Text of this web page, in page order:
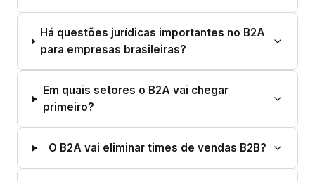
Há questões jurídicas importantes no B2A
para empresas brasileiras?
Em quais setores o B2A vai chegar
primeiro?
O B2A vai eliminar times de vendas B2B?